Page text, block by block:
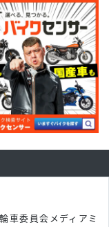
車委員会メディアミ